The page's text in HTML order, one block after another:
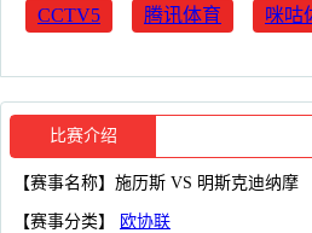
CCTV5 腾讯体育 咪咕
比赛介绍
【赛事名称】施历斯 VS 明斯克迪纳摩
【赛事分类】 欧协联